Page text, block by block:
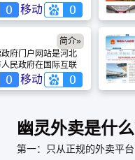
机构，主要负责全
的发行、销售和市
筑面积136万平方
资产总值34亿元。设
博士点15个；一级
46个，硕士专业学
别30种；95个本科专
业分布在哲学、经
、教育学、文学、
学、工学、农学、
学、艺术学12大门
之一。
移动
府门户网站是河北
民政府在国际互联
政府综合门户网
市县级以上政府及市
公用的信息综合平
德市电子政务建设的
部分，是数字承德的
之一。
移动
简介»
幽灵外卖是什
第一：只从正规的外卖平